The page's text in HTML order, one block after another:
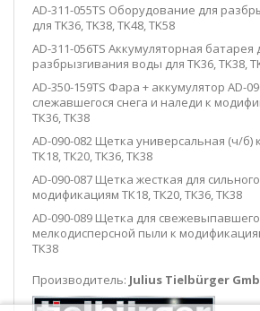
AD-311-055TS Оборудование для
для TK36, TK38, TK48, TK58
AD-311-056TS Аккумуляторная батарея
разбрызгивания воды для TK36, TK38,
AD-350-159TS Фара + аккумулятор AD-
слежавшегося снега и наледи к
ТК36, ТК38
AD-090-082 Щетка универсальная (ч/
ТК18, ТК20, ТК36, ТК38
AD-090-087 Щетка жесткая для
модификациям ТК18, ТК20, ТК36, ТК38
AD-090-089 Щетка для свежевыпавшего
мелкодисперсной пыли к
ТК38
Производитель: Julius Tielbürger